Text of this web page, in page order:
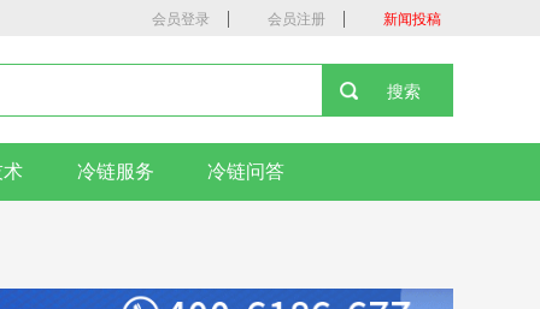
会员登录 | 会员注册 | 新闻投稿
术 冷链服务 冷链问答